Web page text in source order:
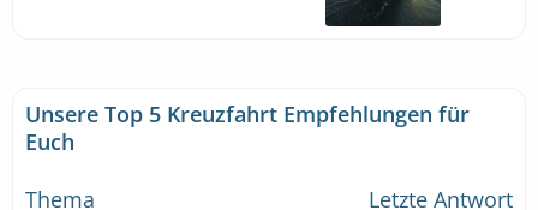
Unsere Top 5 Kreuzfahrt Empfehlungen für
Euch
Thema
Letzte Antwort